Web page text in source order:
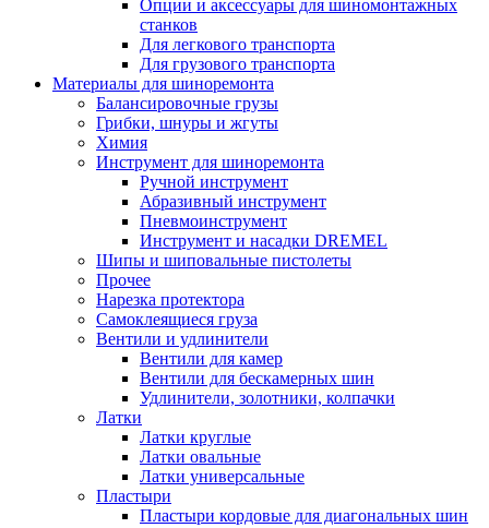
Опции и аксессуары для шиномонтажных
станков
Для легкового транспорта
Для грузового транспорта
Материалы для шиноремонта
Балансировочные грузы
Грибки, шнуры и жгуты
Химия
Инструмент для шиноремонта
Ручной инструмент
Абразивный инструмент
Пневмоинструмент
Инструмент и насадки DREMEL
Шипы и шиповальные пистолеты
Прочее
Нарезка протектора
Самоклеящиеся груза
Вентили и удлинители
Вентили для камер
Вентили для бескамерных шин
Удлинители, золотники, колпачки
Латки
Латки круглые
Латки овальные
Латки универсальные
Пластыри
Пластыри кордовые для диагональных шин